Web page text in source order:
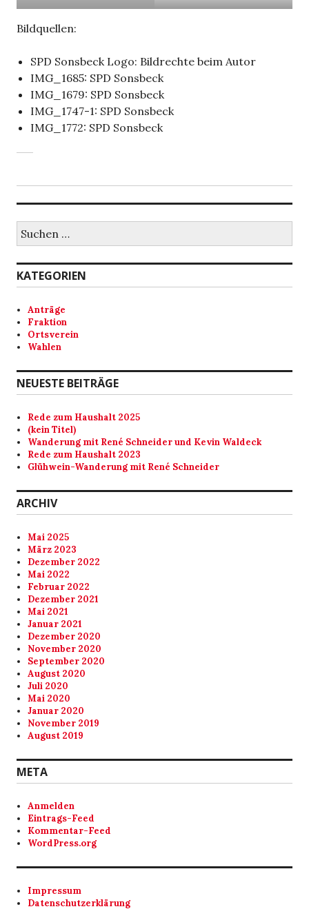
Bildquellen:
SPD Sonsbeck Logo: Bildrechte beim Autor
IMG_1685: SPD Sonsbeck
IMG_1679: SPD Sonsbeck
IMG_1747-1: SPD Sonsbeck
IMG_1772: SPD Sonsbeck
nach:
KATEGORIEN
Anträge
Fraktion
Ortsverein
Wahlen
NEUESTE BEITRÄGE
Rede zum Haushalt 2025
(kein Titel)
Wanderung mit René Schneider und Kevin Waldeck
Rede zum Haushalt 2023
Glühwein-Wanderung mit René Schneider
ARCHIV
Mai 2025
März 2023
Dezember 2022
Mai 2022
Februar 2022
Dezember 2021
Mai 2021
Januar 2021
Dezember 2020
November 2020
September 2020
August 2020
Juli 2020
Mai 2020
Januar 2020
November 2019
August 2019
META
Anmelden
Eintrags-Feed
Kommentar-Feed
WordPress.org
Impressum
Datenschutzerklärung